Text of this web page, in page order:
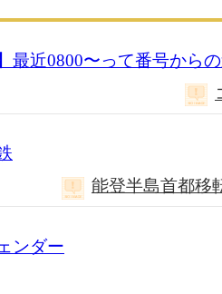
最近0800〜って番号から
能登半島首都
ンダー